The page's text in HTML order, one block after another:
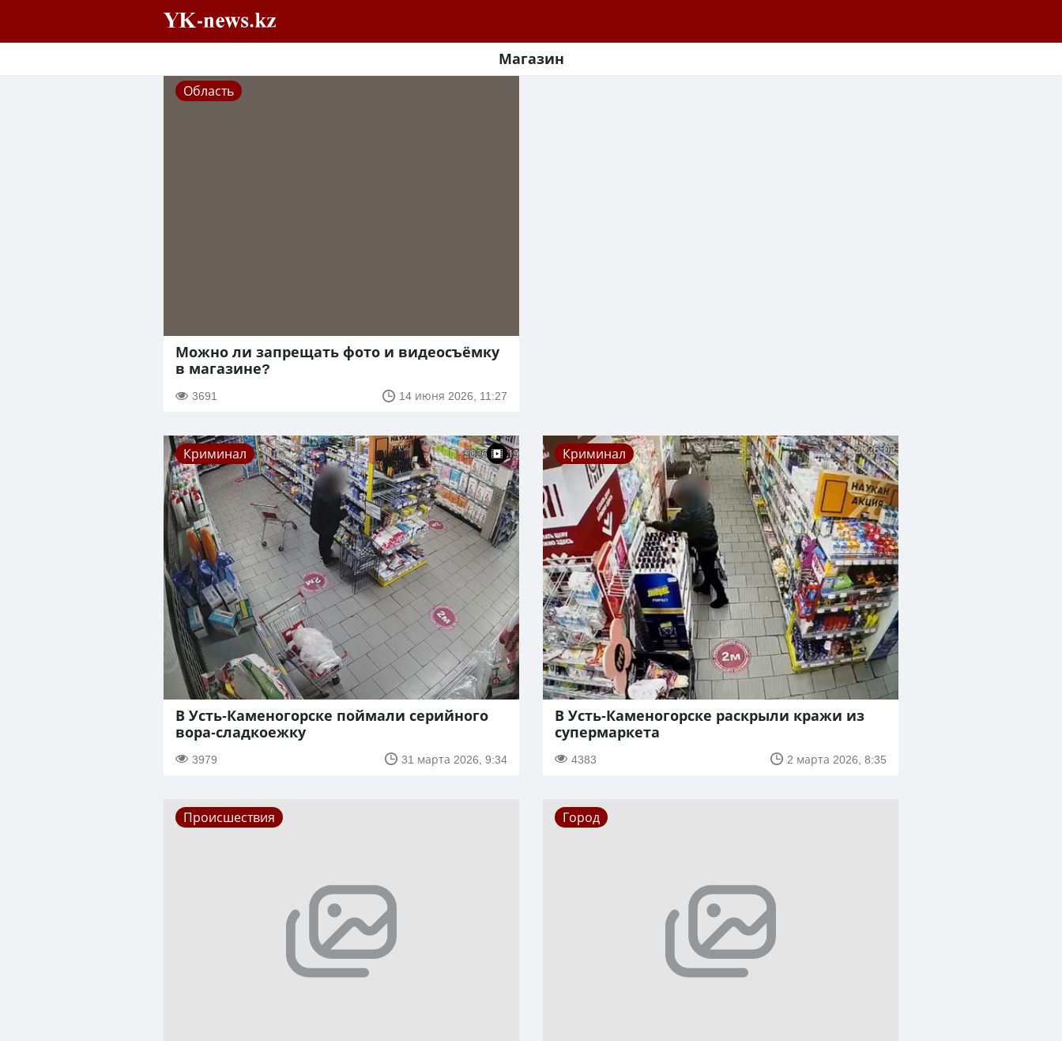
Магазин
Область
Можно ли запрещать фото и видеосъёмку
в магазине?
3691 14 июня 2026, 11:27
Криминал
В Усть-Каменогорске поймали серийного
вора-сладкоежку
3979 31 марта 2026, 9:34
Криминал
В Усть-Каменогорске раскрыли кражи из
супермаркета
4383 2 марта 2026, 8:35
Происшествия Город